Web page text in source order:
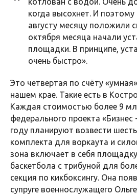
когда высохнет. И поэтому
августу месяцу положили
октября месяца начали
площадки. В принципе,
очень быстро».
Это четвертая по счёту
нашем крае. Такие есть в
Каждая стоимостью более 9
федерального проекта
году планируют возвести
комплекта для воркаута и
зона включает в себя
баскетбола с трибуной для
секция по кикбоксингу. Она
супруге военнослужащего